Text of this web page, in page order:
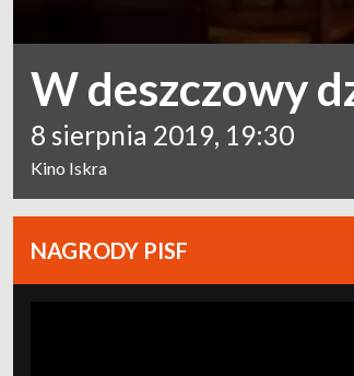
W deszczowy
8 sierpnia 2019, 19:30
Kino Iskra
NAGRODY PISF